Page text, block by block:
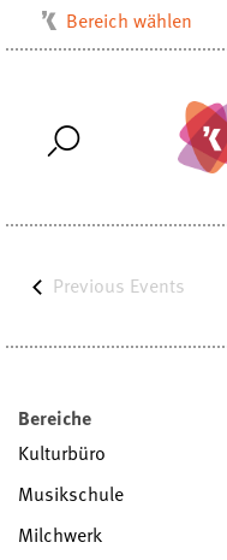
Bereich wählen
Musikschule
Stadtmuseum
Stadtbibliothek
Radolfzell1200
Previous Events
Bereiche
Kulturbüro
Musikschule
Milchwerk